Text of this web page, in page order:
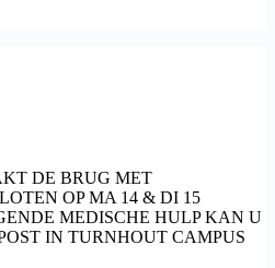
DE BRUG MET
OP MA 14 & DI 15
MEDISCHE HULP KAN U
IN TURNHOUT CAMPUS